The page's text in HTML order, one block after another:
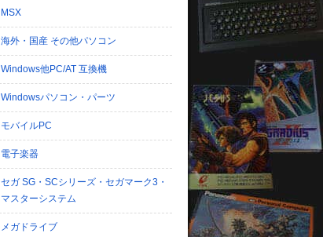
MSX
海外・国産 その他パソコン
Windows他PC/AT 互換機
Windowsパソコン・パーツ
モバイルPC
電子楽器
セガ SG・SCシリーズ・セガマーク3・
マスターシステム
メガドライブ